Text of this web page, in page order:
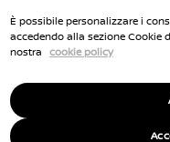
connesso
È possibile personalizzare i
accedendo alla sezione Cookie
nostra
cookie policy